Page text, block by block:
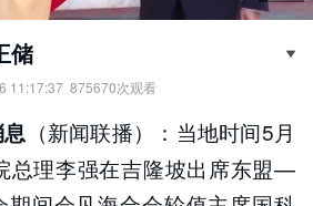
储
11:17:37 875670次观看
端
（新闻联播）：当地时间5月
总理李强在吉隆坡出席东盟—